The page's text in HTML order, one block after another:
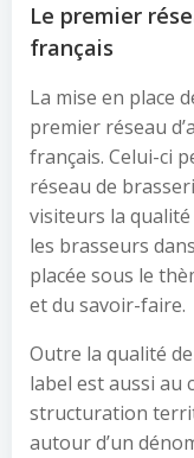
Le premier
français
La mise en place
premier réseau
français. Celui-ci
réseau de
visiteurs la qualité
les brasseurs
placée sous le
et du savoir-faire.
Outre la qualité
label est aussi au
structuration
autour d’un